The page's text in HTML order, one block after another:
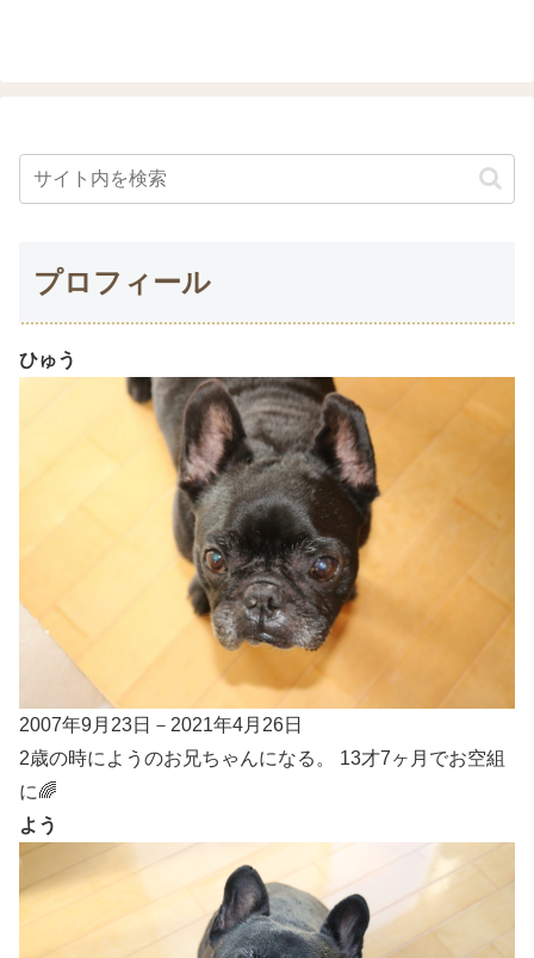
プロフィール
ひゅう
2007年9月23日－2021年4月26日
2歳の時にようのお兄ちゃんになる。 13才7ヶ月でお空組
に🌈
よう